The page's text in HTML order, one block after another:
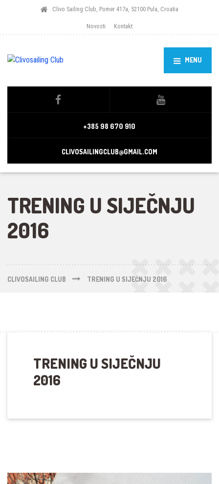
Clivo Sailing Club, Pomer 417a, 52100 Pula, Croatia
Novosti Kontakt
MENU
+385 98 670 910
CLIVOSAILINGCLUB@GMAIL.COM
TRENING U SIJEČNJU
2016
CLIVOSAILING CLUB TRENING U SIJEČNJU 2016
TRENING U SIJEČNJU
2016